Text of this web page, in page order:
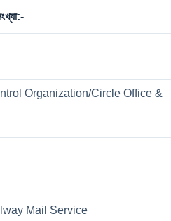
Organization/Circle Office &
Mail Service